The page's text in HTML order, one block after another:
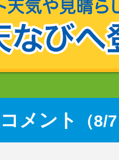
メント （8/